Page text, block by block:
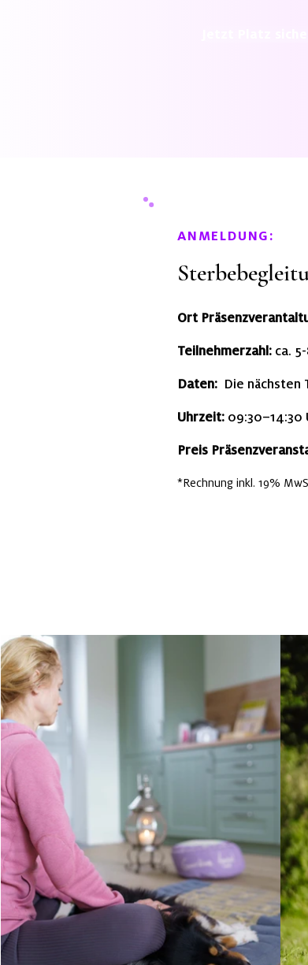
ANMELDUNG:
Ort
Teilnehmerzahl: ca.
Daten: Die
Uhrzeit: 09:30–14:30
Preis
*Rechnung inkl. 19%